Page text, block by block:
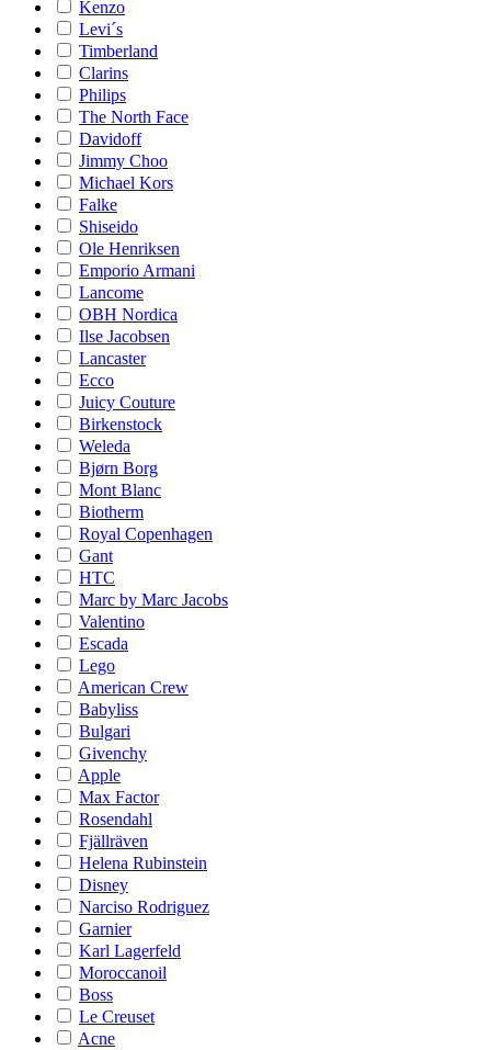
Kenzo
Levi´s
Timberland
Clarins
Philips
The North Face
Davidoff
Jimmy Choo
Michael Kors
Falke
Shiseido
Ole Henriksen
Emporio Armani
Lancome
OBH Nordica
Ilse Jacobsen
Lancaster
Ecco
Juicy Couture
Birkenstock
Weleda
Bjørn Borg
Mont Blanc
Biotherm
Royal Copenhagen
Gant
HTC
Marc by Marc Jacobs
Valentino
Escada
Lego
American Crew
Babyliss
Bulgari
Givenchy
Apple
Max Factor
Rosendahl
Fjällräven
Helena Rubinstein
Disney
Narciso Rodriguez
Garnier
Karl Lagerfeld
Moroccanoil
Boss
Le Creuset
Acne